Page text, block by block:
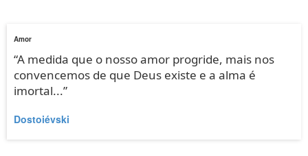
Amor
“A medida que o nosso amor progride, mais nos
convencemos de que Deus existe e a alma é
imortal...”
Dostoiévski